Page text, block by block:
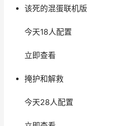
该死的混蛋联机版
今天18人配置
立即查看
掩护和解救
今天28人配置